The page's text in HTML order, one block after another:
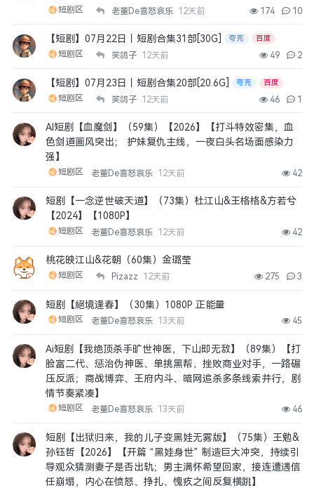
短剧区 老董De喜怒哀乐 12天前 174 10
【短剧】07月22日丨短剧合集31部[30G] 夸克 百度
短剧区 笑鸽子 12天前 49 2
【短剧】07月23日丨短剧合集20部[20.6G] 夸克 百度
短剧区 笑鸽子 12天前 46 1
AI短剧【血魔剑】（59集）【2026】【打斗特效密集，血
色剑道画风突出； 护妹复仇主线，一夜白头名场面感染力
强】
短剧区 老董De喜怒哀乐 12天前 42
短剧【一念逆世破天道】（73集）杜江山&王格格&方若兮
【2024】【1080P】
短剧区 老董De喜怒哀乐 12天前 42
桃花映江山&花朝（60集）金璐莹
短剧区 Pizazz 12天前 275 3
短剧【絕境逢春】（30集）1080P 正能量
短剧区 老董De喜怒哀乐 13天前 45
Ai短剧【我绝顶杀手旷世神医，下山即无敌】（89集）【打
脸富二代、惩治伪神医、单挑黑帮、挫败商业对手，一路碾
压反派；商战博弈、王府内斗、暗网追杀多条线索并行，剧
情节奏紧凑】
短剧区 老董De喜怒哀乐 13天前 46
短剧【出狱归来，我的儿子变黑娃无雾版】（75集）王勉&
孙钰哲【2026】【开篇 “黑娃身世” 制造巨大冲突，持续引
导观众猜测妻子是否出轨；男主满怀希望回家，接连遭遇信
任崩塌，内心在愤怒、挣扎、愧疚之间反复横跳】